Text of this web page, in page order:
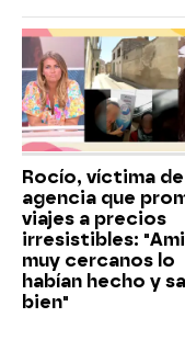
Rocío, víctima
agencia que
viajes a precios
irresistibles:
muy cercanos lo
habían hecho y
bien"